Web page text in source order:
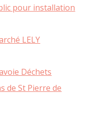
pour installation
LELY
Déchets
de St Pierre de